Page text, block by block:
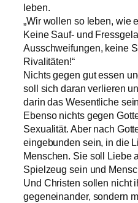
leben.
„Wir wollen so leben, wie
Keine Sauf- und
Ausschweifungen, keine
Rivalitäten!“
Nichts gegen gut essen
soll sich daran verlieren
darin das Wesentliche
Ebenso nichts gegen
Sexualität. Aber nach
eingebunden sein, in die
Menschen. Sie soll Liebe
Spielzeug sein und
Und Christen sollen nicht
gegeneinander, sondern